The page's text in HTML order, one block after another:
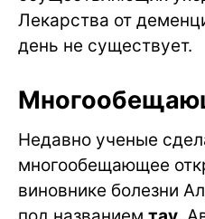
Лекарства от
день не существует.
Недавно ученые
многообещающее
виновнике болезни